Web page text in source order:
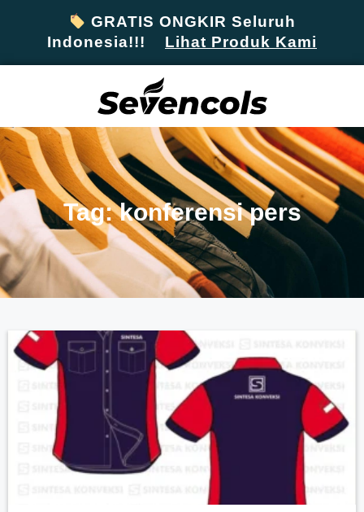
GRATIS ONGKIR Seluruh
Indonesia!!! Lihat Produk Kami
Tag: konferensi pers